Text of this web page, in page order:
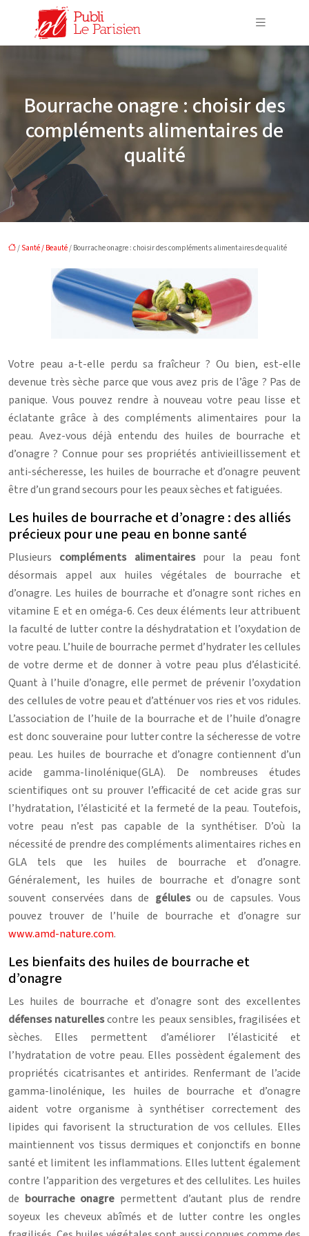
Bourrache onagre : choisir des
compléments alimentaires de
qualité
/ Santé / Beauté/ Bourrache onagre : choisir des compléments alimentaires de qualité
Votre peau a-t-elle perdu sa fraîcheur ? Ou bien, est-elle
devenue très sèche parce que vous avez pris de l’âge ? Pas de
panique. Vous pouvez rendre à nouveau votre peau lisse et
éclatante grâce à des compléments alimentaires pour la
peau. Avez-vous déjà entendu des huiles de bourrache et
d’onagre ? Connue pour ses propriétés antivieillissement et
anti-sécheresse, les huiles de bourrache et d’onagre peuvent
être d’un grand secours pour les peaux sèches et fatiguées.
Les huiles de bourrache et d’onagre : des alliés
précieux pour une peau en bonne santé
Plusieurs compléments alimentairespour la peau font
désormais appel aux huiles végétales de bourrache et
d’onagre. Les huiles de bourrache et d’onagre sont riches en
vitamine E et en oméga-6. Ces deux éléments leur attribuent
la faculté de lutter contre la déshydratation et l’oxydation de
votre peau. L’huile de bourrache permet d’hydrater les cellules
de votre derme et de donner à votre peau plus d’élasticité.
Quant à l’huile d’onagre, elle permet de prévenir l’oxydation
des cellules de votre peau et d’atténuer vos ries et vos ridules.
L’association de l’huile de la bourrache et de l’huile d’onagre
est donc souveraine pour lutter contre la sécheresse de votre
peau. Les huiles de bourrache et d’onagre contiennent d’un
acide gamma-linolénique(GLA). De nombreuses études
scientifiques ont su prouver l’efficacité de cet acide gras sur
l’hydratation, l’élasticité et la fermeté de la peau. Toutefois,
votre peau n’est pas capable de la synthétiser. D’où la
nécessité de prendre des compléments alimentaires riches en
GLA tels que les huiles de bourrache et d’onagre.
Généralement, les huiles de bourrache et d’onagre sont
souvent conservées dans de gélulesou de capsules. Vous
pouvez trouver de l’huile de bourrache et d’onagre sur
www.amd-nature.com.
Les bienfaits des huiles de bourrache et
d’onagre
Les huiles de bourrache et d’onagre sont des excellentes
défenses naturellescontre les peaux sensibles, fragilisées et
sèches. Elles permettent d’améliorer l’élasticité et
l’hydratation de votre peau. Elles possèdent également des
propriétés cicatrisantes et antirides. Renfermant de l’acide
gamma-linolénique, les huiles de bourrache et d’onagre
aident votre organisme à synthétiser correctement des
lipides qui favorisent la structuration de vos cellules. Elles
maintiennent vos tissus dermiques et conjonctifs en bonne
santé et limitent les inflammations. Elles luttent également
contre l’apparition des vergetures et des cellulites. Les huiles
de bourrache onagre permettent d’autant plus de rendre
soyeux les cheveux abîmés et de lutter contre les ongles